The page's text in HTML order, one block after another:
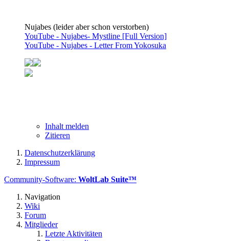
Nujabes (leider aber schon verstorben)
YouTube - Nujabes- Mystline [Full Version]
YouTube - Nujabes - Letter From Yokosuka
Inhalt melden
Zitieren
Datenschutzerklärung
Impressum
Community-Software: WoltLab Suite™
Navigation
Wiki
Forum
Mitglieder
Letzte Aktivitäten